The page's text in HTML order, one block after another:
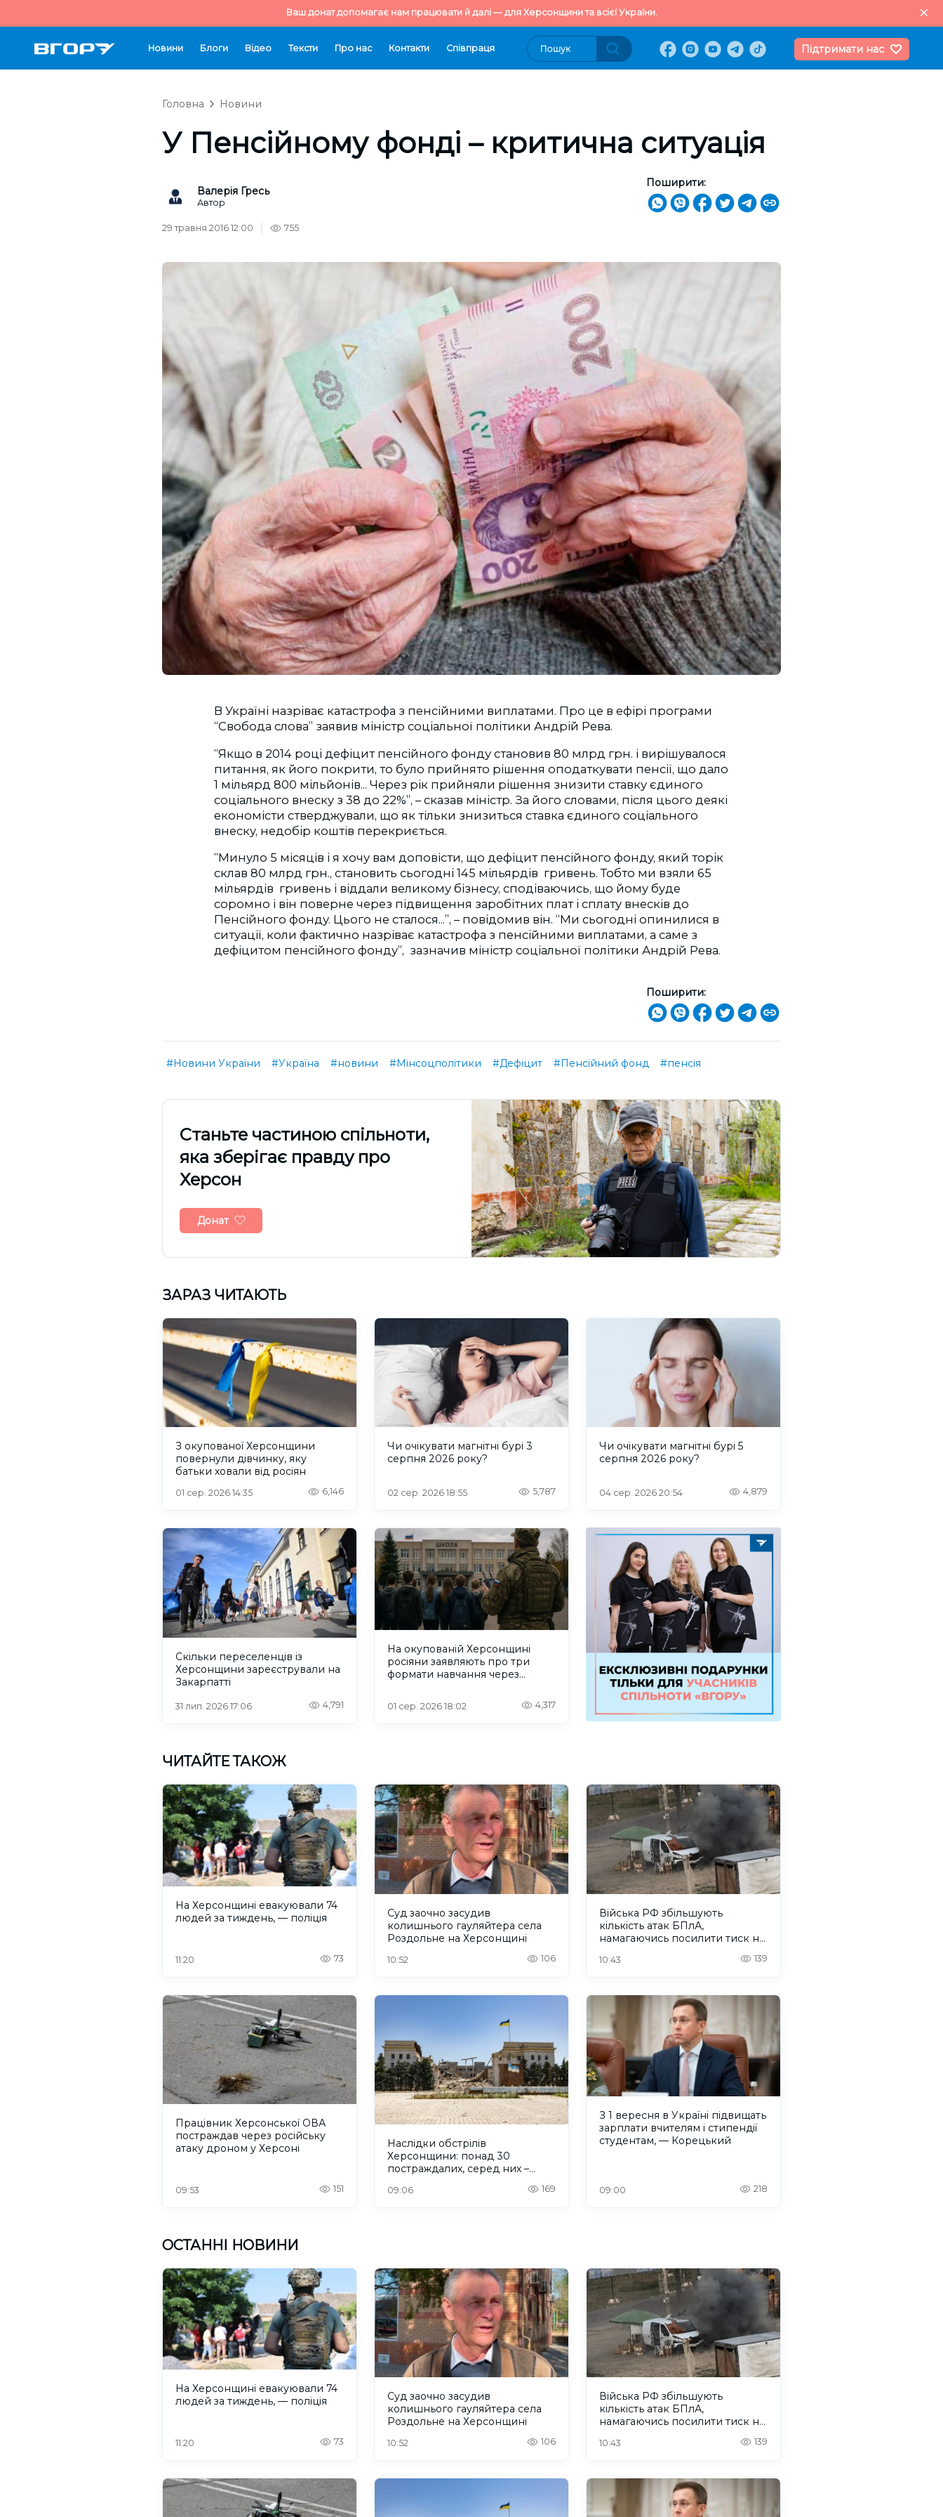
Ваш донат допомагає нам працювати й далі — для Херсонщини та всієї України.
Новини Блоги Відео Тексти Про нас Контакти Cпівпраця Підтримати нас
Головна Новини
У Пенсійному фонді – критична ситуація
Валерія Гресь
Автор
Поширити:
29 травня 2016 12:00 755
В Україні назріває катастрофа з пенсійними виплатами. Про це в ефірі програми
“Свобода слова” заявив міністр соціальної політики Андрій Рева.
“Якщо в 2014 році дефіцит пенсійного фонду становив 80 млрд грн. і вирішувалося
питання, як його покрити, то було прийнято рішення оподаткувати пенсії, що дало
1 мільярд 800 мільйонів... Через рік прийняли рішення знизити ставку єдиного
соціального внеску з 38 до 22%”, – сказав міністр. За його словами, після цього деякі
економісти стверджували, що як тільки знизиться ставка єдиного соціального
внеску, недобір коштів перекриється.
“Минуло 5 місяців і я хочу вам доповісти, що дефіцит пенсійного фонду, який торік
склав 80 млрд грн., становить сьогодні 145 мільярдів гривень. Тобто ми взяли 65
мільярдів гривень і віддали великому бізнесу, сподіваючись, що йому буде
соромно і він поверне через підвищення заробітних плат і сплату внесків до
Пенсійного фонду. Цього не сталося...”, – повідомив він. “Ми сьогодні опинилися в
ситуації, коли фактично назріває катастрофа з пенсійними виплатами, а саме з
дефіцитом пенсійного фонду”, зазначив міністр соціальної політики Андрій Рева.
Поширити:
#Новини України #Україна #новини #Мінсоцполітики #Дефіцит #Пенсійний фонд #пенсія
Cтаньте частиною спільноти,
яка зберігає правду про
Херсон
Донат
ЗАРАЗ ЧИТАЮТЬ
З окупованої Херсонщини
повернули дівчинку, яку
батьки ховали від росіян
01 сер. 2026 14:35 6,146
Чи очікувати магнітні бурі 3
серпня 2026 року?
02 сер. 2026 18:55 5,787
Чи очікувати магнітні бурі 5
серпня 2026 року?
04 сер. 2026 20:54 4,879
Скільки переселенців із
Херсонщини зареєстрували на
Закарпатті
31 лип. 2026 17:06 4,791
На окупованій Херсонщині
росіяни заявляють про три
формати навчання через
01 сер. 2026 18:02 4,317
ЧИТАЙТЕ ТАКОЖ
На Херсонщині евакуювали 74
людей за тиждень, — поліція
11:20 73
Суд заочно засудив
колишнього гауляйтера села
Роздольне на Херсонщині
10:52 106
Війська РФ збільшують
кількість атак БПлА,
намагаючись посилити тиск на
10:43 139
Працівник Херсонської ОВА
постраждав через російську
атаку дроном у Херсоні
09:53 151
Наслідки обстрілів
Херсонщини: понад 30
постраждалих, серед них –
09:06 169
З 1 вересня в Україні підвищать
зарплати вчителям і стипендії
студентам, — Корецький
09:00 218
ОСТАННІ НОВИНИ
На Херсонщині евакуювали 74
людей за тиждень, — поліція
11:20 73
Суд заочно засудив
колишнього гауляйтера села
Роздольне на Херсонщині
10:52 106
Війська РФ збільшують
кількість атак БПлА,
намагаючись посилити тиск на
10:43 139